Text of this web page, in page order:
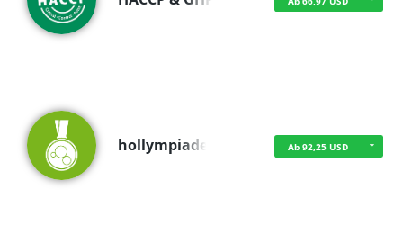
hollympiade Ab 92,25 USD